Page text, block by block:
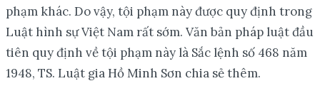
phạm khác. Do vậy, tội phạm này được quy định trong
Luật hình sự Việt Nam rất sớm. Văn bản pháp luật đầu
tiên quy định về tội phạm này là Sắc lệnh số 468 năm
1948, TS. Luật gia Hồ Minh Sơn chia sẻ thêm.